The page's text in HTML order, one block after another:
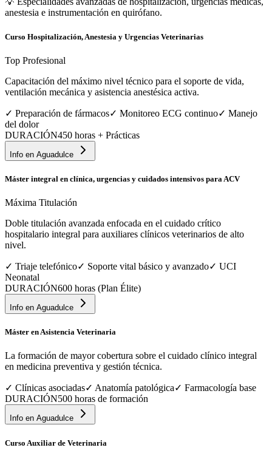
anestesia e instrumentación en quirófano.
Curso Hospitalización, Anestesia y Urgencias Veterinarias
Top Profesional
Capacitación del máximo nivel técnico para el soporte de vida,
ventilación mecánica y asistencia anestésica activa.
✓ Preparación de fármacos✓ Monitoreo ECG continuo✓ Manejo
del dolor
DURACIÓN450 horas + Prácticas
Info en Aguadulce
Máster integral en clínica, urgencias y cuidados intensivos para ACV
Máxima Titulación
Doble titulación avanzada enfocada en el cuidado crítico
hospitalario integral para auxiliares clínicos veterinarios de alto
nivel.
✓ Triaje telefónico✓ Soporte vital básico y avanzado✓ UCI
Neonatal
DURACIÓN600 horas (Plan Élite)
Info en Aguadulce
Máster en Asistencia Veterinaria
La formación de mayor cobertura sobre el cuidado clínico integral
en medicina preventiva y gestión técnica.
✓ Clínicas asociadas✓ Anatomía patológica✓ Farmacología base
DURACIÓN500 horas de formación
Info en Aguadulce
Curso Auxiliar de Veterinaria